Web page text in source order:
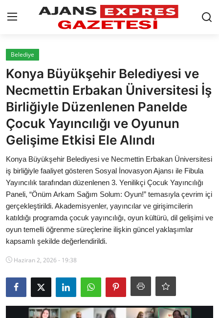
GİRİŞ YAP
AnaSayfa
Eskişehir Siyaset
Siyaset
Türkiye Gündemi
Yerel
Siber Güvenlik
Eğitim
Ekonomi
Özel Haber
Teknoloji
Belediye
Konya Büyükşehir Belediyesi ve
Necmettin Erbakan Üniversitesi İş
Birliğiyle Düzenlenen Panelde
Çocuk Yayıncılığı ve Oyunun
Gelişime Etkisi Ele Alındı
Konya Büyükşehir Belediyesi ve Necmettin Erbakan Üniversitesi
iş birliğiyle faaliyet gösteren Sosyal İnovasyon Ajansı ile Fibula
Yayıncılık tarafından düzenlenen 3. Yenilikçi Çocuk Yayıncılığı
Paneli, “Önüm Arkam Sağım Solum: Oyun!” temasıyla çevrim içi
gerçekleştirildi. Akademisyenler, yayıncılar ve girişimcilerin
katıldığı programda çocuk yayıncılığı, oyun kültürü, dil gelişimi ve
oyun temelli öğrenme süreçlerine ilişkin güncel yaklaşımlar
kapsamlı şekilde değerlendirildi.
Haziran 2, 2026 - 19:38